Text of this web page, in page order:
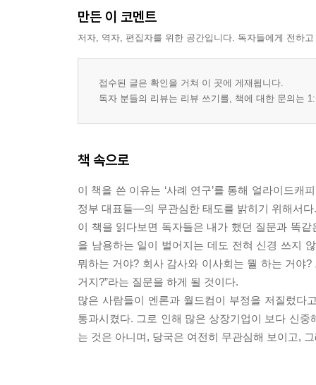
22 여보세요, 거기 누구 없소
25 또 다른 부정
27 모럴해저드에 빠진 내부자들
제 5 부 합리적 의심이 옳았다, 힘내라
28 면피용 주석은 작게 쓴다
29 거짓말쟁이, 혐의를 인정하다
30 후반전
31 솜방망이 처벌
32 잡초만 무성한 정원
33 한 번의 승리, 한 번의 패배
34 워렌 버핏과 공매도
제 6 부 에필로그
만든 이 코멘트
저자, 역자, 편집자를 위한 공간입니다. 독자들에게 전하
접수된 글은 확인을 거쳐 이 곳에 게재됩니다.
독자 분들의 리뷰는 리뷰 쓰기를, 책에 대한 문의는
책 속으로
이 책을 쓴 이유는 ‘사례 연구’를 통해 얼라이드
정부 대표들―의 무관심한 태도를 밝히기 위해서다.
이 책을 읽다보면 독자들은 내가 했던 질문과 똑
을 남용하는 일이 벌어지는 데도 전혀 신경 쓰지
뭐하는 거야? 회사 감사와 이사회는 뭘 하는 거야
거지?”라는 질문을 하게 될 것이다.
많은 사람들이 엔론과 월드컴이 부정을 저질렀다
통과시켰다. 그로 인해 많은 상장기업이 보다 신
는 것은 아니며, 당국은 여전히 무관심해 보이고,